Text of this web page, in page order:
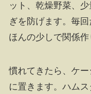
ット、乾燥野菜、
ぎを防げます。毎回
ほんの少しで関係作
慣れてきたら、ケ
に置きます。ハム